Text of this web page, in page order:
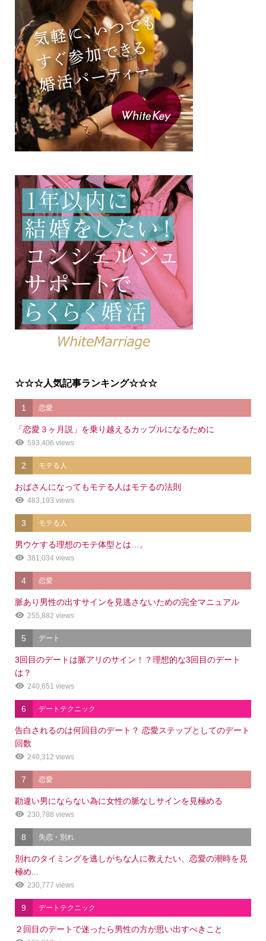
☆☆☆人気記事ランキング☆☆☆
1 恋愛
「恋愛３ヶ月説」を乗り越えるカップルになるために
593,406 views
2 モテる人
おばさんになってもモテる人はモテるの法則
483,193 views
3 モテる人
男ウケする理想のモテ体型とは…。
381,034 views
4 恋愛
脈あり男性の出すサインを見逃さないための完全マニュアル
255,882 views
5 デート
3回目のデートは脈アリのサイン！？理想的な3回目のデート
は？
240,651 views
6 デートテクニック
告白されるのは何回目のデート？ 恋愛ステップとしてのデート
回数
240,312 views
7 恋愛
勘違い男にならない為に女性の脈なしサインを見極める
230,788 views
8 失恋・別れ
別れのタイミングを逃しがちな人に教えたい、恋愛の潮時を見
極め...
230,777 views
9 デートテクニック
２回目のデートで迷ったら男性の方が思い出すべきこと